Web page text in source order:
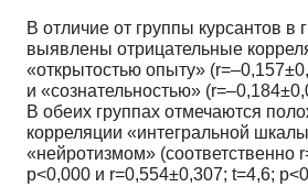
В отличие от группы курсантов в
выявлены отрицательные
«открытостью опыту»
и «сознательностью»
В обеих группах отмечаются
корреляции «интегральной
«нейротизмом» (соответственно
p<0,000 и r=0,554±0,307; t=4,6;